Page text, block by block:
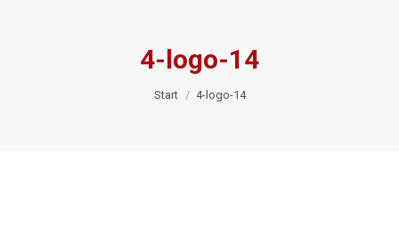
4-logo-14
Sie befinden sich hier:
Start 4-logo-14